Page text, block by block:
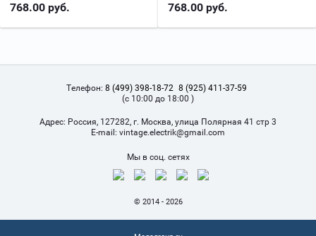
768.00 руб. 768.00 руб.
Телефон: 8 (499) 398-18-72 8 (925) 411-37-59
(с 10:00 до 18:00 )
Адрес: Россия, 127282, г. Москва, улица Полярная 41 стр 3
Е-mail: vintage.electrik@gmail.com
Мы в соц. сетях
© 2014 - 2026